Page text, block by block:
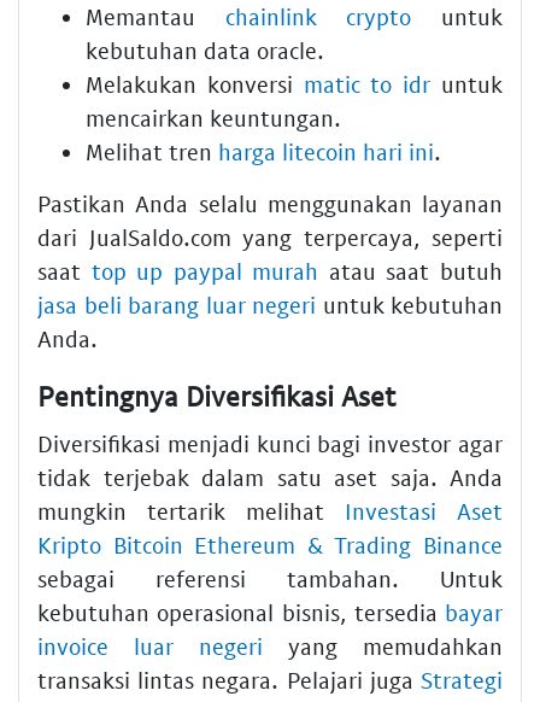
Memantau chainlink crypto untuk
kebutuhan data oracle.
Melakukan konversi matic to idr untuk
mencairkan keuntungan.
Melihat tren harga litecoin hari ini.
Pastikan Anda selalu menggunakan layanan
dari JualSaldo.com yang terpercaya, seperti
saat top up paypal murah atau saat butuh
jasa beli barang luar negeri untuk kebutuhan
Anda.
Pentingnya Diversifikasi Aset
Diversifikasi menjadi kunci bagi investor agar
tidak terjebak dalam satu aset saja. Anda
mungkin tertarik melihat Investasi Aset
Kripto Bitcoin Ethereum & Trading Binance
sebagai referensi tambahan. Untuk
kebutuhan operasional bisnis, tersedia bayar
invoice luar negeri yang memudahkan
transaksi lintas negara. Pelajari juga Strategi